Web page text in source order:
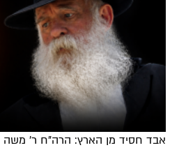
אבד חסיד מן הארץ: הרה"ח ר' משה